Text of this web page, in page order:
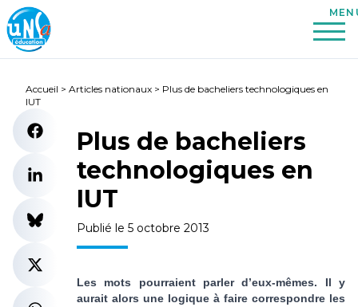
Accueil > Articles nationaux > Plus de bacheliers technologiques en
IUT
Plus de bacheliers
technologiques en
IUT
Publié le 5 octobre 2013
Les mots pourraient parler d’eux-mêmes. Il y
aurait alors une logique à faire correspondre les